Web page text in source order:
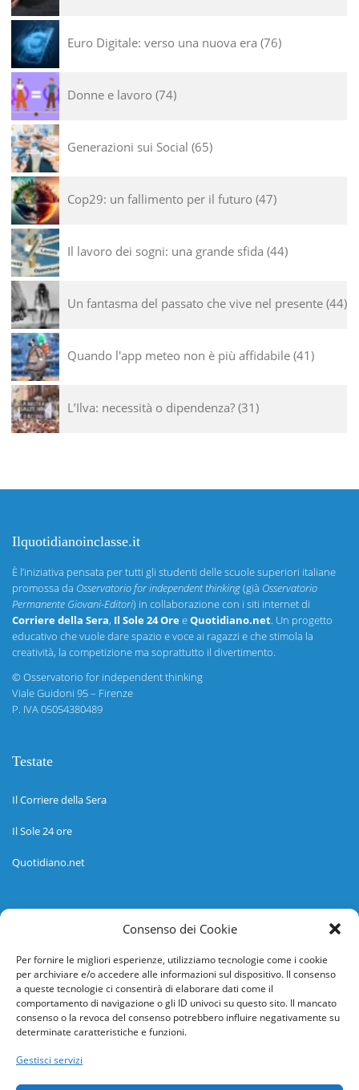
Consenso dei Cookie
Per fornire le migliori esperienze, utilizziamo tecnologie come i cookie
per archiviare e/o accedere alle informazioni sul dispositivo. Il consenso
a queste tecnologie ci consentirà di elaborare dati come il
comportamento di navigazione o gli ID univoci su questo sito. Il mancato
consenso o la revoca del consenso potrebbero influire negativamente su
determinate caratteristiche e funzioni.
Gestisci servizi
Euro Digitale: verso una nuova era 76
Donne e lavoro 74
Generazioni sui Social 65
Cop29: un fallimento per il futuro 47
Il lavoro dei sogni: una grande sfida 44
Un fantasma del passato che vive nel presente 44
Quando l'app meteo non è più affidabile 41
L’Ilva: necessità o dipendenza? 31
Ilquotidianoinclasse.it
È l’iniziativa pensata per tutti gli studenti delle scuole superiori italiane
promossa da Osservatorio for independent thinking(già Osservatorio
Permanente Giovani-Editori) in collaborazione con i siti internet di
Corriere della Sera, Il Sole 24 OreeQuotidiano.net. Un progetto
educativo che vuole dare spazio e voce ai ragazzi e che stimola la
creatività, la competizione ma soprattutto il divertimento.
©Osservatorio for independent thinking
Viale Guidoni 95 – Firenze
P. IVA 05054380489
Testate
Il Corriere della Sera
Il Sole 24 ore
Quotidiano.net
Informazioni
Help desk
Guida rapida